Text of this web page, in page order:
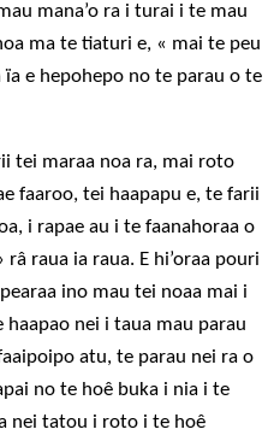
mana’o ra i turai i te mau
ma te tiaturi e, « mai te peu
e hepohepo no te parau o te
tei maraa noa ra, mai roto
faaroo, tei haapapu e, te farii
i rapae au i te faanahoraa o
raua ia raua. E hi’oraa pouri
ino mau tei noaa mai i
nei i taua mau parau
atu, te parau nei ra o
no te hoê buka i nia i te
nei tatou i roto i te hoê